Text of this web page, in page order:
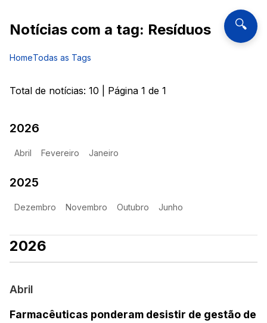
🔍
Notícias com a tag: Resíduos
HomeTodas as Tags
Total de notícias: 10 | Página 1 de 1
2026
Abril Fevereiro Janeiro
2025
Dezembro Novembro Outubro Junho
2026
Abril
Farmacêuticas ponderam desistir de gestão de